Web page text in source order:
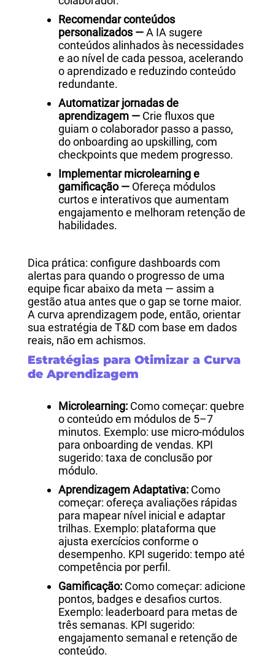
Recomendar conteúdos
personalizados —A IA sugere
conteúdos alinhados às necessidades
e ao nível de cada pessoa, acelerando
o aprendizado e reduzindo conteúdo
redundante.
Automatizar jornadas de
aprendizagem —Crie fluxos que
guiam o colaborador passo a passo,
do onboarding ao upskilling, com
checkpoints que medem progresso.
Implementar microlearning e
gamificação —Ofereça módulos
curtos e interativos que aumentam
engajamento e melhoram retenção de
habilidades.
Dica prática: configure dashboards com
alertas para quando o progresso de uma
equipe ficar abaixo da meta — assim a
gestão atua antes que o gap se torne maior.
A curva aprendizagem pode, então, orientar
sua estratégia de T&D com base em dados
reais, não em achismos.
Estratégias para Otimizar a Curva
de Aprendizagem
Microlearning:Como começar: quebre
o conteúdo em módulos de 5–7
minutos. Exemplo: use micro-módulos
para onboarding de vendas. KPI
sugerido: taxa de conclusão por
módulo.
Aprendizagem Adaptativa:Como
começar: ofereça avaliações rápidas
para mapear nível inicial e adaptar
trilhas. Exemplo: plataforma que
ajusta exercícios conforme o
desempenho. KPI sugerido: tempo até
competência por perfil.
Gamificação:Como começar: adicione
pontos, badges e desafios curtos.
Exemplo: leaderboard para metas de
três semanas. KPI sugerido:
engajamento semanal e retenção de
conteúdo.